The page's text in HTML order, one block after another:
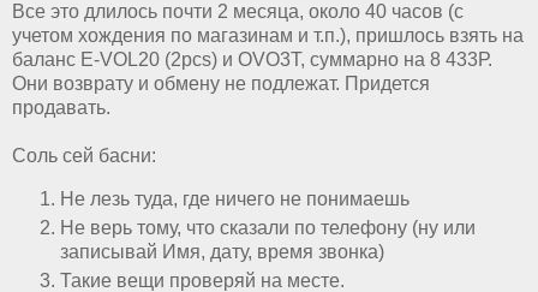
Все это длилось почти 2 месяца, около 40 часов (с
учетом хождения по магазинам и т.п.), пришлось взять на
баланс E-VOL20 (2pcs) и OVO3T, суммарно на 8 433Р.
Они возврату и обмену не подлежат. Придется
продавать.
Соль сей басни:
Не лезь туда, где ничего не понимаешь
Не верь тому, что сказали по телефону (ну или
записывай Имя, дату, время звонка)
Такие вещи проверяй на месте.